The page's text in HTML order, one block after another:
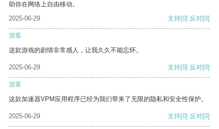
助你在网络上自由移动。
2025-06-29
支持[0] 反对[0]
游客
这款游戏的剧情非常感人，让我久久不能忘怀。
2025-06-29 支持[0] 反对[0]
游客
这款加速器VPM应用程序已经为我们带来了无限的隐私和安全性保护。
2025-06-29 支持[0] 反对[0]